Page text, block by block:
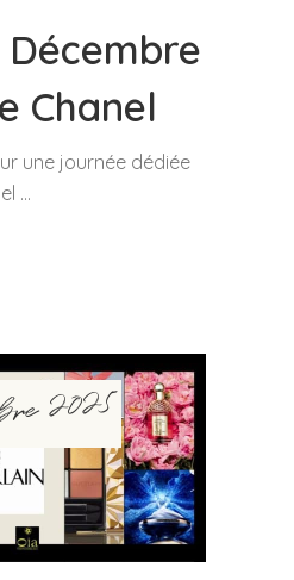
Décembre
Chanel
une journée dédiée
2025